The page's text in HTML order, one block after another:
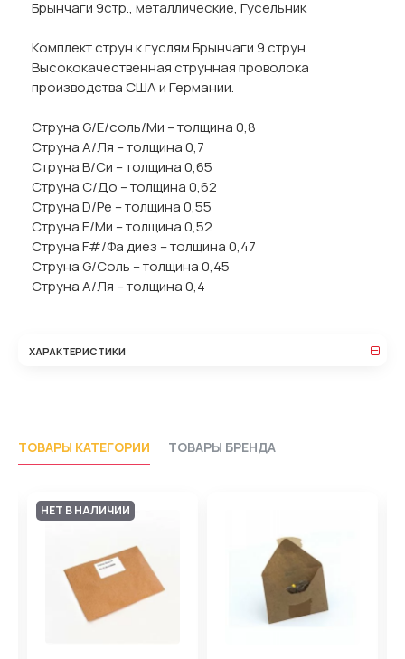
Брынчаги 9стр., металлические, Гусельник
Комплект струн к гуслям Брынчаги 9 струн.
Высококачественная струнная проволока
производства США и Германии.
Струна G/Е/соль/Ми – толщина 0,8
Струна A/Ля – толщина 0,7
Струна B/Си – толщина 0,65
Струна C/До – толщина 0,62
Струна D/Ре – толщина 0,55
Струна E/Ми – толщина 0,52
Струна F#/Фа диез – толщина 0,47
Струна G/Соль – толщина 0,45
Струна A/Ля – толщина 0,4
ХАРАКТЕРИСТИКИ
ТОВАРЫ КАТЕГОРИИ ТОВАРЫ БРЕНДА
НЕТ В НАЛИЧИИ